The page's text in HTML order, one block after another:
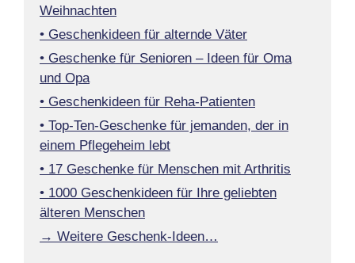
Weihnachten
• Geschenkideen für alternde Väter
• Geschenke für Senioren – Ideen für Oma
und Opa
• Geschenkideen für Reha-Patienten
• Top-Ten-Geschenke für jemanden, der in
einem Pflegeheim lebt
• 17 Geschenke für Menschen mit Arthritis
• 1000 Geschenkideen für Ihre geliebten
älteren Menschen
→ Weitere Geschenk-Ideen…